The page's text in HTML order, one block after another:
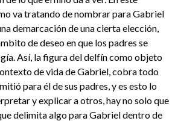
va tratando de nombrar para Gabriel
demarcación de una cierta elección,
de deseo en que los padres se
Así, la figura del delfín como objeto
de vida de Gabriel, cobra todo
para él de sus padres, y es esto lo
y explicar a otros, hay no solo que
delimita algo para Gabriel dentro de